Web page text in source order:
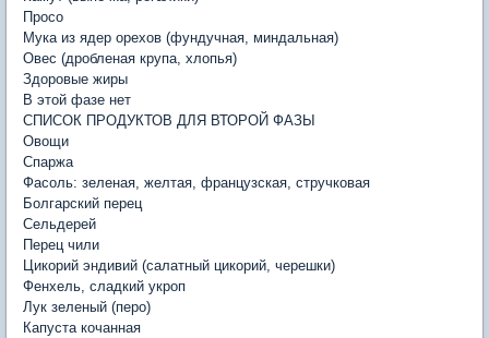
Просо
Мука из ядер орехов (фундучная, миндальная)
Овес (дробленая крупа, хлопья)
Здоровые жиры
В этой фазе нет
СПИСОК ПРОДУКТОВ ДЛЯ ВТОРОЙ ФАЗЫ
Овощи
Спаржа
Фасоль: зеленая, желтая, французская, стручковая
Болгарский перец
Сельдерей
Перец чили
Цикорий эндивий (салатный цикорий, черешки)
Фенхель, сладкий укроп
Лук зеленый (перо)
Капуста кочанная